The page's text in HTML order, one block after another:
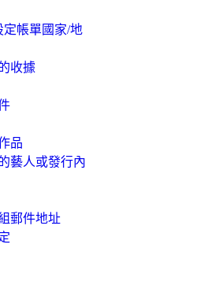
定帳單國家/地
收據
品
藝人或發行內
郵件地址